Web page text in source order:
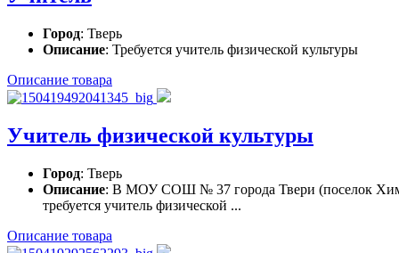
Город: Тверь
Описание: Требуется учитель физической культуры
Описание товара
Учитель физической культуры
Город: Тверь
Описание: В МОУ СОШ № 37 города Твери (поселок
требуется учитель физической ...
Описание товара